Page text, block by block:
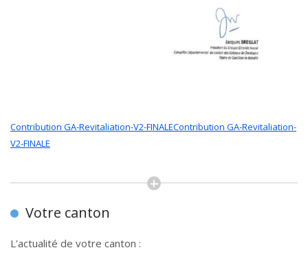
Contribution GA-Revitaliation-V2-FINALEContribution GA-Revitaliation-
V2-FINALE
Votre canton
L'actualité de votre canton :